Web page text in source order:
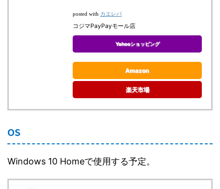
posted with カエレバ
コジマPayPayモール店
Yahooショッピング
Amazon
楽天市場
OS
Windows 10 Homeで使用する予定。